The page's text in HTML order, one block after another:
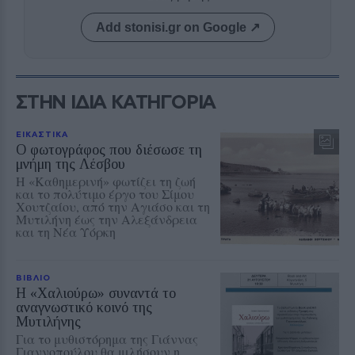
Add stonisi.gr on Google ↗
ΣΤΗΝ ΙΔΙΑ ΚΑΤΗΓΟΡΙΑ
ΕΙΚΑΣΤΙΚΑ
Ο φωτογράφος που διέσωσε τη
μνήμη της Λέσβου
Η «Καθημερινή» φωτίζει τη ζωή
και το πολύτιμο έργο του Σίμου
Χουτζαίου, από την Αγιάσο και τη
Μυτιλήνη έως την Αλεξάνδρεια
και τη Νέα Υόρκη
ΒΙΒΛΙΟ
Η «Χαλιούρω» συναντά το
αναγνωστικό κοινό της
Μυτιλήνης
Για το μυθιστόρημα της Γιάννας
Γιαννοπούλου θα μιλήσουν η